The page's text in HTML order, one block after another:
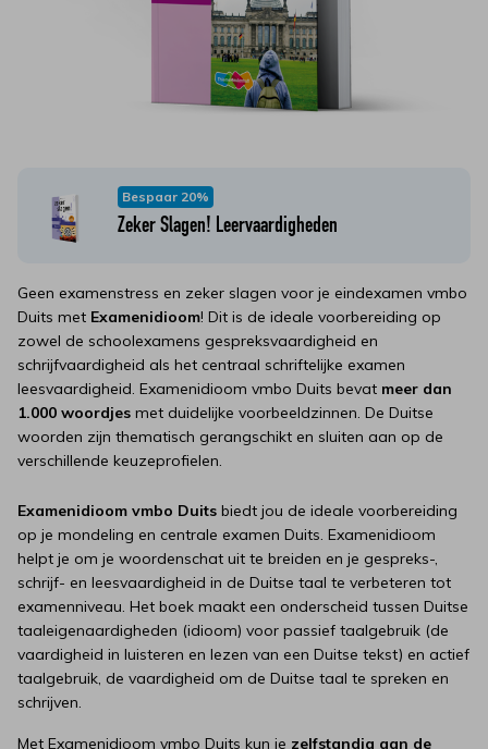
Bespaar 20%
Zeker Slagen! Leervaardigheden
Geen examenstress en zeker slagen voor je eindexamen vmbo
Duits met Examenidioom! Dit is de ideale voorbereiding op
zowel de schoolexamens gespreksvaardigheid en
schrijfvaardigheid als het centraal schriftelijke examen
leesvaardigheid. Examenidioom vmbo Duits bevat meer dan
1.000 woordjes met duidelijke voorbeeldzinnen. De Duitse
woorden zijn thematisch gerangschikt en sluiten aan op de
verschillende keuzeprofielen.
Examenidioom vmbo Duits biedt jou de ideale voorbereiding
op je mondeling en centrale examen Duits. Examenidioom
helpt je om je woordenschat uit te breiden en je gespreks-,
schrijf- en leesvaardigheid in de Duitse taal te verbeteren tot
examenniveau. Het boek maakt een onderscheid tussen Duitse
taaleigenaardigheden (idioom) voor passief taalgebruik (de
vaardigheid in luisteren en lezen van een Duitse tekst) en actief
taalgebruik, de vaardigheid om de Duitse taal te spreken en
schrijven.
Met Examenidioom vmbo Duits kun je zelfstandig aan de